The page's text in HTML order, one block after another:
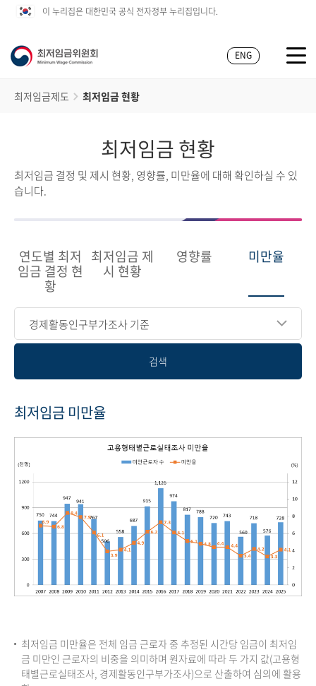
이 누리집은 대한민국 공식 전자정부 누리집입니다.
ENG
최저임금제도 최저임금 현황
최저임금 현황
최저임금 결정 및 제시 현황, 영향률, 미만율에 대해 확인하실 수 있
습니다.
연도별 최저
임금 결정 현
황
최저임금 제
시 현황
영향률 미만율
경제활동인구부가조사 기준
검색
최저임금 미만율
최저임금 미만율은 전체 임금 근로자 중 추정된 시간당 임금이 최저임
금 미만인 근로자의 비중을 의미하며 원자료에 따라 두 가지 값(고용형
태별근로실태조사, 경제활동인구부가조사)으로 산출하여 심의에 활용